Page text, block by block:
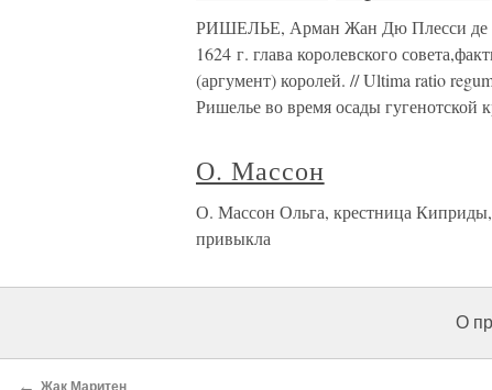
РИШЕЛЬЕ, Арман Жан Дю Плесси де
1624 г. глава королевского
(аргумент) королей. // Ultima ratio
Ришелье во время осады гугенотской
О. Массон
О. Массон Ольга, крестница
привыкла
О
← Жак Маритен